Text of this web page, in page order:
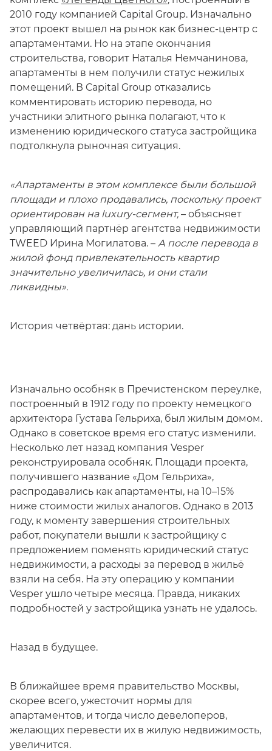
2010 году компанией Capital Group. Изначально
этот проект вышел на рынок как бизнес-центр с
апартаментами. Но на этапе окончания
строительства, говорит Наталья Немчанинова,
апартаменты в нем получили статус нежилых
помещений. В Capital Group отказались
комментировать историю перевода, но
участники элитного рынка полагают, что к
изменению юридического статуса застройщика
подтолкнула рыночная ситуация.
«Апартаменты в этом комплексе были большой
площади и плохо продавались, поскольку проект
ориентирован на luxury-сегмент, – объясняет
управляющий партнёр агентства недвижимости
TWEED Ирина Могилатова. – А после перевода в
жилой фонд привлекательность квартир
значительно увеличилась, и они стали
ликвидны».
История четвёртая: дань истории.
Изначально особняк в Пречистенском переулке,
построенный в 1912 году по проекту немецкого
архитектора Густава Гельриха, был жилым домом.
Однако в советское время его статус изменили.
Несколько лет назад компания Vesper
реконструировала особняк. Площади проекта,
получившего название «Дом Гельриха»,
распродавались как апартаменты, на 10–15%
ниже стоимости жилых аналогов. Однако в 2013
году, к моменту завершения строительных
работ, покупатели вышли к застройщику с
предложением поменять юридический статус
недвижимости, а расходы за перевод в жильё
взяли на себя. На эту операцию у компании
Vesper ушло четыре месяца. Правда, никаких
подробностей у застройщика узнать не удалось.
Назад в будущее.
В ближайшее время правительство Москвы,
скорее всего, ужесточит нормы для
апартаментов, и тогда число девелоперов,
желающих перевести их в жилую недвижимость,
увеличится.